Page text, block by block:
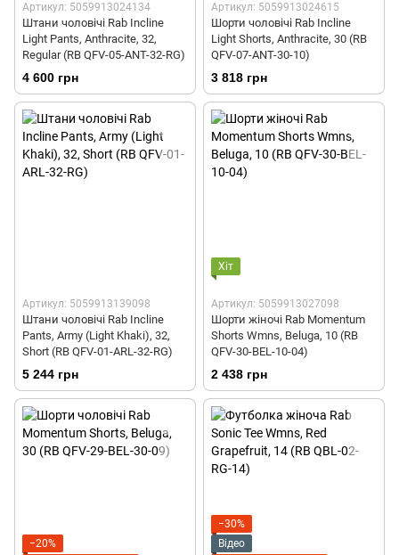
Артикул: 5059913024134
Штани чоловічі Rab Incline
Light Pants, Anthracite, 32,
Regular (RB QFV-05-ANT-32-RG)
4 600 грн
Артикул: 5059913024615
Шорти чоловічі Rab Incline
Light Shorts, Anthracite, 30 (RB
QFV-07-ANT-30-10)
3 818 грн
Артикул: 5059913139098
Штани чоловічі Rab Incline
Pants, Army (Light Khaki), 32,
Short (RB QFV-01-ARL-32-RG)
5 244 грн
Хіт
Артикул: 5059913027098
Шорти жіночі Rab Momentum
Shorts Wmns, Beluga, 10 (RB
QFV-30-BEL-10-04)
2 438 грн
−20%
−30%
Відео